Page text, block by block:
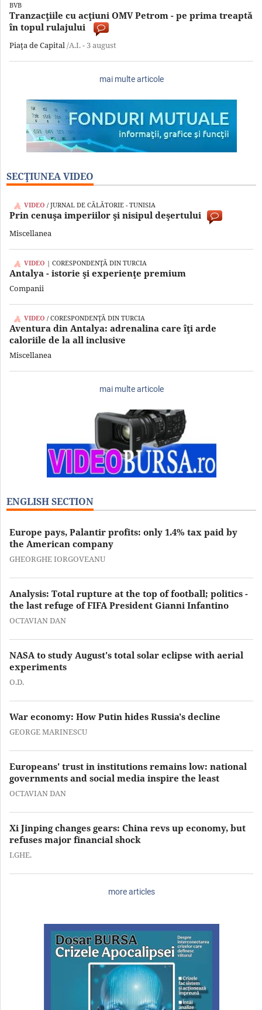
BVB
Tranzacţiile cu acţiuni OMV Petrom - pe prima treaptă
în topul rulajului
Piaţa de Capital/A.I. - 3 august
mai multe articole
SECŢIUNEA VIDEO
/ JURNAL DE CĂLĂTORIE - TUNISIA
Prin cenuşa imperiilor şi nisipul deşertului
Miscellanea
| CORESPONDENŢĂ DIN TURCIA
Antalya - istorie şi experienţe premium
Companii
/ CORESPONDENŢĂ DIN TURCIA
Aventura din Antalya: adrenalina care îţi arde
caloriile de la all inclusive
Miscellanea
mai multe articole
ENGLISH SECTION
Europe pays, Palantir profits: only 1.4% tax paid by
the American company
GHEORGHE IORGOVEANU
Analysis: Total rupture at the top of football; politics -
the last refuge of FIFA President Gianni Infantino
OCTAVIAN DAN
NASA to study August's total solar eclipse with aerial
experiments
O.D.
War economy: How Putin hides Russia's decline
GEORGE MARINESCU
Europeans' trust in institutions remains low: national
governments and social media inspire the least
OCTAVIAN DAN
Xi Jinping changes gears: China revs up economy, but
refuses major financial shock
I.GHE.
more articles